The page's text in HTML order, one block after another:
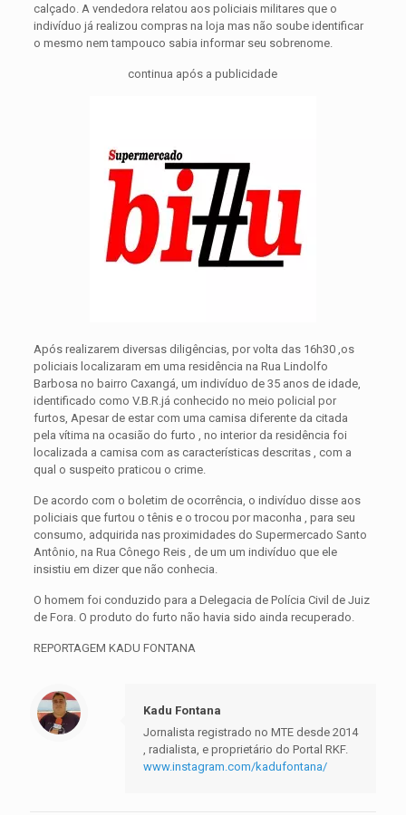
calçado. A vendedora relatou aos policiais militares que o
indivíduo já realizou compras na loja mas não soube identificar
o mesmo nem tampouco sabia informar seu sobrenome.
continua após a publicidade
Após realizarem diversas diligências, por volta das 16h30 ,os
policiais localizaram em uma residência na Rua Lindolfo
Barbosa no bairro Caxangá, um indivíduo de 35 anos de idade,
identificado como V.B.R.já conhecido no meio policial por
furtos, Apesar de estar com uma camisa diferente da citada
pela vítima na ocasião do furto , no interior da residência foi
localizada a camisa com as características descritas , com a
qual o suspeito praticou o crime.
De acordo com o boletim de ocorrência, o indivíduo disse aos
policiais que furtou o tênis e o trocou por maconha , para seu
consumo, adquirida nas proximidades do Supermercado Santo
Antônio, na Rua Cônego Reis , de um um indivíduo que ele
insistiu em dizer que não conhecia.
O homem foi conduzido para a Delegacia de Polícia Civil de Juiz
de Fora. O produto do furto não havia sido ainda recuperado.
REPORTAGEM KADU FONTANA
Kadu Fontana
Jornalista registrado no MTE desde 2014
, radialista, e proprietário do Portal RKF.
www.instagram.com/kadufontana/